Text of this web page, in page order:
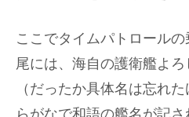
ここでタイムパトロール
尾には、海自の護衛艦よろ
（だったか具体名は忘れ
らがなで和語の艦名が記